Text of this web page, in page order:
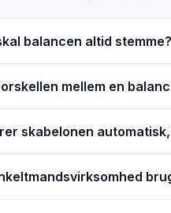
balancen altid stemme?
mellem en
skabelonen